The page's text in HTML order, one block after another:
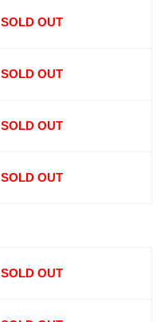
SOLD OUT
SOLD OUT
SOLD OUT
SOLD OUT
SOLD OUT